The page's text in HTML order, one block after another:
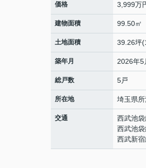
価格 3,999万
建物面積 99.50㎡
土地面積 39.26坪
築年月 2026年5
総戸数 5戸
所在地 埼玉県
交通 西武池袋
西武池袋
西武新宿